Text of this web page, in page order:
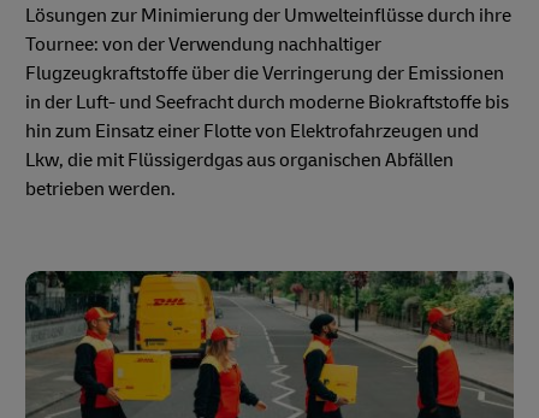
Lösungen zur Minimierung der Umwelteinflüsse durch ihre
Tournee: von der Verwendung nachhaltiger
Flugzeugkraftstoffe über die Verringerung der Emissionen
in der Luft- und Seefracht durch moderne Biokraftstoffe bis
hin zum Einsatz einer Flotte von Elektrofahrzeugen und
Lkw, die mit Flüssigerdgas aus organischen Abfällen
betrieben werden.